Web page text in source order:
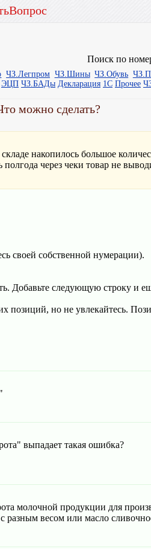
Поиск по
ЧЗ.Легпром ЧЗ.Шины ЧЗ.Обувь
ЭЦП ЧЗ.БАДы Декларация 1С Прочее
можно сделать?
накопилось большое
через чеки товар не
своей собственной нумерации).
Добавьте следующую строку и
позиций, но не увлекайтесь.
выпадает такая ошибка?
молочной продукции для
разным весом или масло